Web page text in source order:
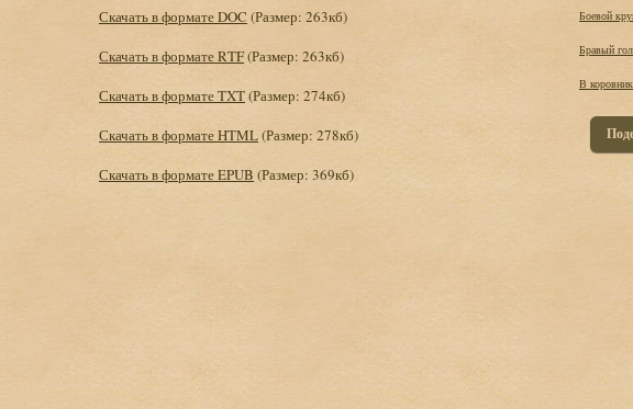
Скачать в формате DOC (Размер: 263кб)
Скачать в формате RTF(Размер: 263кб)
Скачать в формате TXT(Размер: 274кб)
Скачать в формате HTML(Размер: 278кб)
Скачать в формате EPUB (Размер: 369кб)
Боевой
Бравый
В